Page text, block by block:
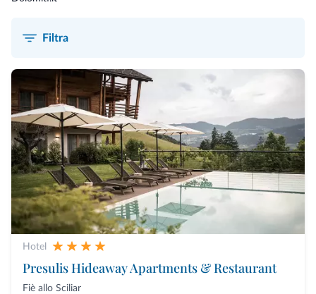
Filtra
Hotel
Presulis Hideaway Apartments & Restaurant
Fiè allo Sciliar